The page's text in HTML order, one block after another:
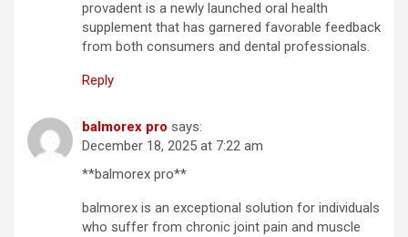
provadent is a newly launched oral health
supplement that has garnered favorable feedback
from both consumers and dental professionals.
Reply
balmorex pro says:
December 18, 2025 at 7:22 am
**balmorex pro**
balmorex is an exceptional solution for individuals
who suffer from chronic joint pain and muscle